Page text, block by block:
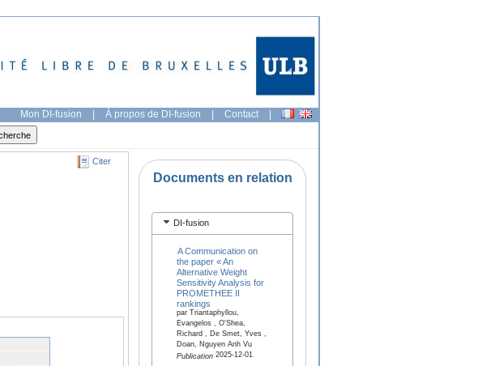
Mon DI-fusion | À propos de DI-fusion | Contact |
Citer
Documents en relation
DI-fusion
A Communication on
the paper « An
Alternative Weight
Sensitivity Analysis for
PROMETHEE II
rankings
par Triantaphyllou,
Evangelos , O'Shea,
Richard , De Smet, Yves ,
Doan, Nguyen Anh Vu
Publication2025-12-01